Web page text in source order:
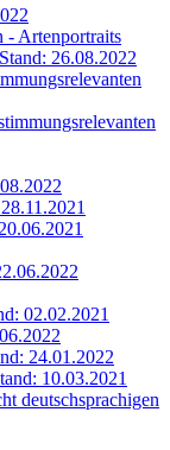
- Artenportraits
26.08.2022
02.02.2021
24.01.2022
10.03.2021
deutschsprachigen